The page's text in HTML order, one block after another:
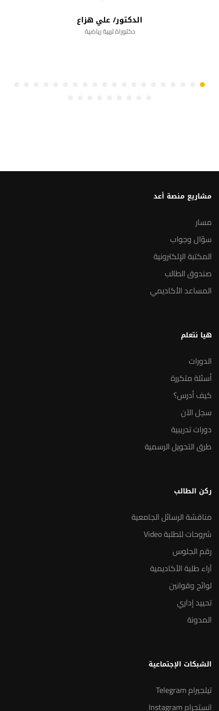
الدكتور/ علي هزاع
دكتوراة تربية رياضية
مشاريع منصة أعد
مسار
سؤال وجواب
المكتبة الإلكترونية
صندوق الطالب
المساعد الأكاديمي
هيا نتعلم
الدورات
أسئلة متكررة
كيف أدرس؟
سجل الآن
دورات تدريبية
طرق التحويل الرسمية
ركن الطالب
مناقشة الرسائل الجامعية
شروحات للطلبة Video
رقم الجلوس
آراء طلبة الأكاديمية
لوائح وقوانين
تحييد إداري
المدونة
الشبكات الإجتماعية
تيلجيرام Telegram
انستجرام Instagram